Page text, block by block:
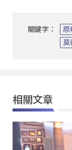
關鍵字： 原
莫
相關文章